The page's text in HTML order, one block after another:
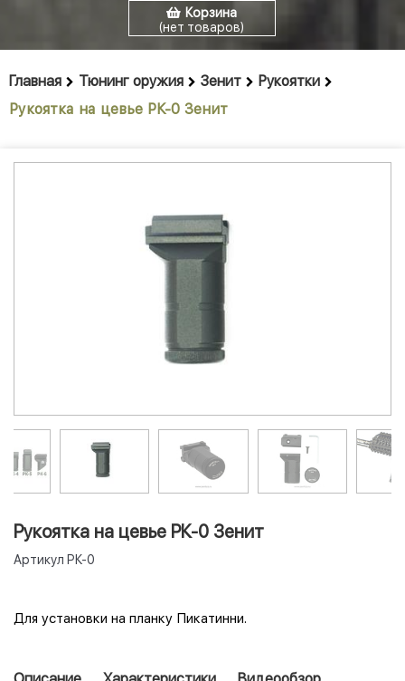
Корзина
(нет товаров)
Главная Тюнинг оружия Зенит
Рукоятки
Рукоятка на цевье РК-0 Зенит
Рукоятка на цевье РК-0 Зенит
Артикул РК-0
Для установки на планку Пикатинни.